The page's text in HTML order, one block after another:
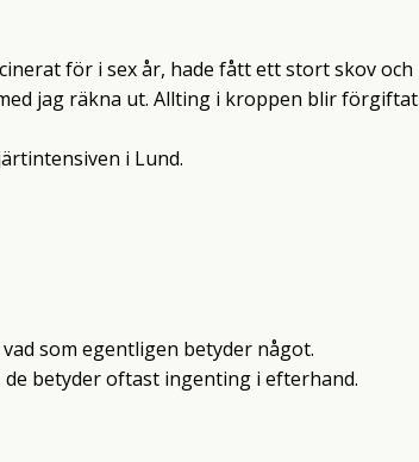
för i sex år, hade fått ett stort skov och
jag räkna ut. Allting i kroppen blir förgiftat
i Lund.
som egentligen betyder något.
betyder oftast ingenting i efterhand.